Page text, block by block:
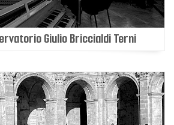
Giulio Briccialdi Terni